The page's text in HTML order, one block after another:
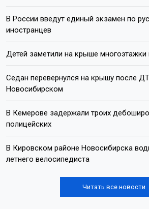
В России введут единый экзамен по
иностранцев
Детей заметили на крыше многоэтажки
Седан перевернулся на крышу после
Новосибирском
В Кемерове задержали троих
полицейских
В Кировском районе Новосибирска
летнего велосипедиста
Читать все новости